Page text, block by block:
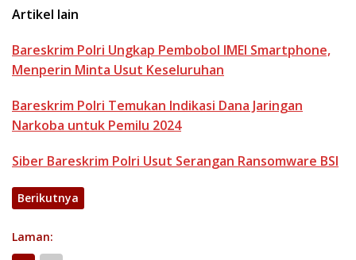
Artikel lain
Bareskrim Polri Ungkap Pembobol IMEI Smartphone,
Menperin Minta Usut Keseluruhan
Bareskrim Polri Temukan Indikasi Dana Jaringan
Narkoba untuk Pemilu 2024
Siber Bareskrim Polri Usut Serangan Ransomware BSI
Berikutnya
Laman: